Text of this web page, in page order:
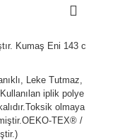
Kumaş Eni 143 c
Leke Tutmaz,
iplik polye
olmaya
TEX® /